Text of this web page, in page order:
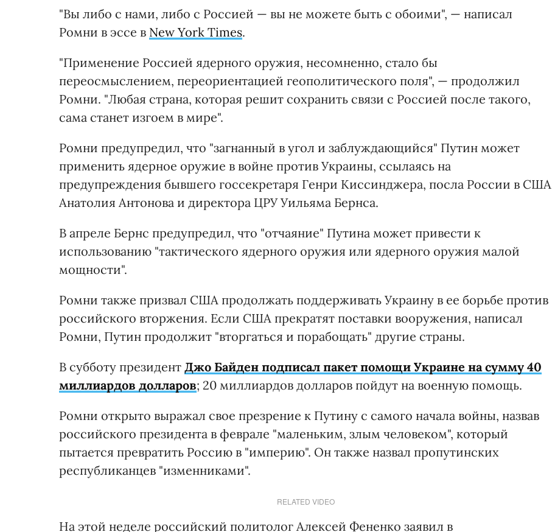
"Вы либо с нами, либо с Россией — вы не можете быть с обоими", — написал
Ромни в эссе в New York Times.
"Применение Россией ядерного оружия, несомненно, стало бы
переосмыслением, переориентацией геополитического поля", — продолжил
Ромни. "Любая страна, которая решит сохранить связи с Россией после такого,
сама станет изгоем в мире".
Ромни предупредил, что "загнанный в угол и заблуждающийся" Путин может
применить ядерное оружие в войне против Украины, ссылаясь на
предупреждения бывшего госсекретаря Генри Киссинджера, посла России в США
Анатолия Антонова и директора ЦРУ Уильяма Бернса.
В апреле Бернс предупредил, что "отчаяние" Путина может привести к
использованию "тактического ядерного оружия или ядерного оружия малой
мощности".
Ромни также призвал США продолжать поддерживать Украину в ее борьбе против
российского вторжения. Если США прекратят поставки вооружения, написал
Ромни, Путин продолжит "вторгаться и порабощать" другие страны.
В субботу президент Джо Байден подписал пакет помощи Украине на сумму 40
миллиардов долларов; 20 миллиардов долларов пойдут на военную помощь.
Ромни открыто выражал свое презрение к Путину с самого начала войны, назвав
российского президента в феврале "маленьким, злым человеком", который
пытается превратить Россию в "империю". Он также назвал пропутинских
республиканцев "изменниками".
RELATED VIDEO
На этой неделе российский политолог Алексей Фененко заявил в